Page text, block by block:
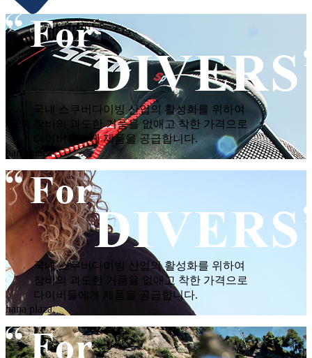
국내 스쿠버다이빙 산업의 활성화를 위하여
장비의 과도한 거품을 없애고 착한 가격으로
다이버들에게 제품을 공급합니다.
hana plaza
국내 스쿠버다이빙 산업의 활성화를 위하여
장비의 과도한 거품을 없애고 착한 가격으로
다이버들에게 제품을 공급합니다.
hana plaza